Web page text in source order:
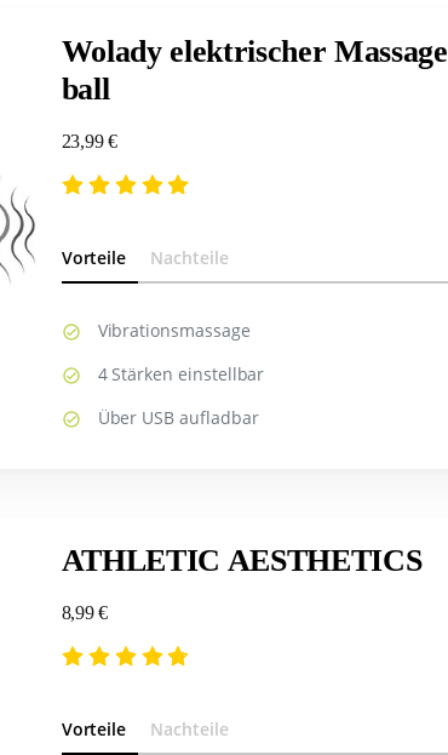
Wolady elektrischer Massage
ball
23,99 €
Vorteile Nachteile
Vibrationsmassage
4 Stärken einstellbar
Über USB aufladbar
ATHLETIC AESTHETICS
8,99 €
Vorteile Nachteile